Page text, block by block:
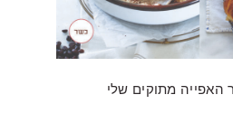
האפייה מתוקים שלי